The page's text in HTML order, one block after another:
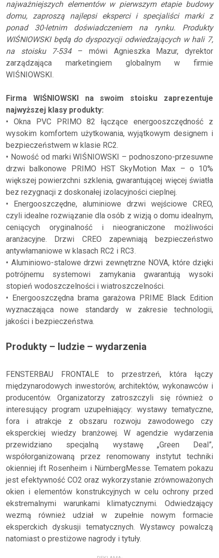
najważniejszych elementów w pierwszym etapie budowy
domu, zaproszą najlepsi eksperci i specjaliści marki z
ponad 30-letnim doświadczeniem na rynku. Produkty
WIŚNIOWSKI będą do dyspozycji odwiedzających w hali 7,
na stoisku 7-534– mówi Agnieszka Mazur, dyrektor
zarządzająca marketingiem globalnym w firmie
WIŚNIOWSKI.
Firma WIŚNIOWSKI na swoim stoisku zaprezentuje
najwyższej klasy produkty:
• Okna PVC PRIMO 82 łączące energooszczędność z
wysokim komfortem użytkowania, wyjątkowym designem i
bezpieczeństwem w klasie RC2.
• Nowość od marki WIŚNIOWSKI – podnoszono-przesuwne
drzwi balkonowe PRIMO HST SkyMotion Max – o 10%
większej powierzchni szklenia, gwarantującej więcej światła
bez rezygnacji z doskonałej izolacyjności cieplnej.
• Energooszczędne, aluminiowe drzwi wejściowe CREO,
czyli idealne rozwiązanie dla osób z wizją o domu idealnym,
ceniących oryginalność i nieograniczone możliwości
aranżacyjne. Drzwi CREO zapewniają bezpieczeństwo
antywłamaniowe w klasach RC2 i RC3.
• Aluminiowo-stalowe drzwi zewnętrzne NOVA, które dzięki
potrójnemu systemowi zamykania gwarantują wysoki
stopień wodoszczelności i wiatroszczelności.
• Energooszczędna brama garażowa PRIME Black Edition
wyznaczająca nowe standardy w zakresie technologii,
jakości i bezpieczeństwa.
Produkty – ludzie – wydarzenia
FENSTERBAU FRONTALE to przestrzeń, która łączy
międzynarodowych inwestorów, architektów, wykonawców i
producentów. Organizatorzy zatroszczyli się również o
interesujący program uzupełniający: wystawy tematyczne,
fora i atrakcje z obszaru rozwoju zawodowego czy
eksperckiej wiedzy branżowej. W agendzie wydarzenia
przewidziano specjalną wystawę „Green Deal”,
współorganizowaną przez renomowany instytut techniki
okienniej ift Rosenheim i NürnbergMesse. Tematem pokazu
jest efektywność CO2 oraz wykorzystanie zrównoważonych
okien i elementów konstrukcyjnych w celu ochrony przed
ekstremalnymi warunkami klimatycznymi. Odwiedzający
wezmą również udział w zupełnie nowym formacie
eksperckich dyskusji tematycznych. Wystawcy powalczą
natomiast o prestiżowe nagrody i tytuły.